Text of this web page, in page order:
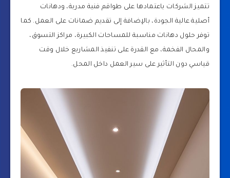
تتميز الشركات باعتمادها على طواقم فنية مدربة، ودهانات
أصلية عالية الجودة، بالإضافة إلى تقديم ضمانات على العمل. كما
توفر حلول دهانات مناسبة للمساحات الكبيرة، مراكز التسوق،
والمحال الفخمة، مع القدرة على تنفيذ المشاريع خلال وقت
قياسي دون التأثير على سير العمل داخل المحل.